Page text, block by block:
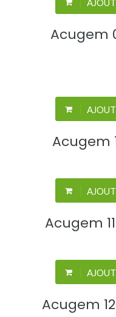
Acugem
Acugem
Acugem
Acugem